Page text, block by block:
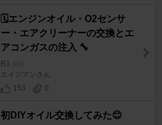
🗓️エンジンオイル・O2センサ
ー・エアクリーナーの交換とエ
アコンガスの注入 🔧
R1 [RJ]
エイジマンさん
153
0
初DIYオイル交換してみた😊